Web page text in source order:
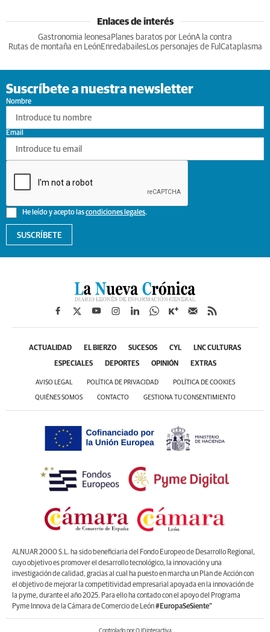
Enlaces de interés
Gastronomia leonesa Planes baratos por LeónA la contra
Rutas de montaña en LeónEnredabailesLos personajes de Ful Cataplasma
Suscríbete a nuestra newsletter
Nombre
He leído y acepto lascondiciones legales.
Email
SUSCRÍBETE
ACTUALIDAD EL BIERZO SUCESOS CYL LNC CULTURAS
ESPECIALES DEPORTES OPINIÓN EXTRAS
AVISO LEGAL POLÍTICA DE PRIVACIDAD POLÍTICA DE COOKIES
QUIÉNES SOMOS CONTACTO GESTIONA TU CONSENTIMIENTO
ALNUAR 2000 S.L. ha sido beneficiaria del Fondo Europeo de Desarrollo Regional,
cuyo objetivo es promover el desarrollo tecnológico, la innovación y una
investigación de calidad, gracias al cual ha puesto en marcha un Plan de Acción con
el objetivo de mejorar la competitividad empresarial apoyada en la innovación de
la pyme, durante el año 2025. Para ello ha contado con el apoyo del Programa
Pyme Innova de la Cámara de Comercio de León#EuropaSeSiente”
Controlado por OJDinteractiva